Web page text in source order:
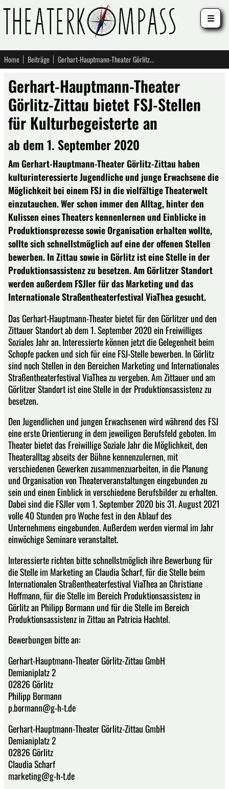
Home Beiträge Gerhart-Hauptmann-Theater Görlitz-Zittau bietet FSJ-Stellen für Kulturbegeisterte an
Gerhart-Hauptmann-Theater
Görlitz-Zittau bietet FSJ-Stellen
für Kulturbegeisterte an
ab dem 1. September 2020
Am Gerhart-Hauptmann-Theater Görlitz-Zittau haben
kulturinteressierte Jugendliche und junge Erwachsene die
Möglichkeit bei einem FSJ in die vielfältige Theaterwelt
einzutauchen. Wer schon immer den Alltag, hinter den
Kulissen eines Theaters kennenlernen und Einblicke in
Produktionsprozesse sowie Organisation erhalten wollte,
sollte sich schnellstmöglich auf eine der offenen Stellen
bewerben. In Zittau sowie in Görlitz ist eine Stelle in der
Produktionsassistenz zu besetzen. Am Görlitzer Standort
werden außerdem FSJler für das Marketing und das
Internationale Straßentheaterfestival ViaThea gesucht.
Das Gerhart-Hauptmann-Theater bietet für den Görlitzer und den
Zittauer Standort ab dem 1. September 2020 ein Freiwilliges
Soziales Jahr an. Interessierte können jetzt die Gelegenheit beim
Schopfe packen und sich für eine FSJ-Stelle bewerben. In Görlitz
sind noch Stellen in den Bereichen Marketing und Internationales
Straßentheaterfestival ViaThea zu vergeben. Am Zittauer und am
Görlitzer Standort ist eine Stelle in der Produktionsassistenz zu
besetzen.
Den Jugendlichen und jungen Erwachsenen wird während des FSJ
eine erste Orientierung in dem jeweiligen Berufsfeld geboten. Im
Theater bietet das Freiwillige Soziale Jahr die Möglichkeit, den
Theateralltag abseits der Bühne kennenzulernen, mit
verschiedenen Gewerken zusammenzuarbeiten, in die Planung
und Organisation von Theaterveranstaltungen eingebunden zu
sein und einen Einblick in verschiedene Berufsbilder zu erhalten.
Dabei sind die FSJler vom 1. September 2020 bis 31. August 2021
volle 40 Stunden pro Woche fest in den Ablauf des
Unternehmens eingebunden. Außerdem werden viermal im Jahr
einwöchige Seminare veranstaltet.
Interessierte richten bitte schnellstmöglich ihre Bewerbung für
die Stelle im Marketing an Claudia Scharf, für die Stelle beim
Internationalen Straßentheaterfestival ViaThea an Christiane
Hoffmann, für die Stelle im Bereich Produktionsassistenz in
Görlitz an Philipp Bormann und für die Stelle im Bereich
Produktionsassistenz in Zittau an Patricia Hachtel.
Bewerbungen bitte an:
Gerhart-Hauptmann-Theater Görlitz-Zittau GmbH
Demianiplatz 2
02826 Görlitz
Philipp Bormann
p.bormann@g-h-t.de
Gerhart-Hauptmann-Theater Görlitz-Zittau GmbH
Demianiplatz 2
02826 Görlitz
Claudia Scharf
marketing@g-h-t.de
☰